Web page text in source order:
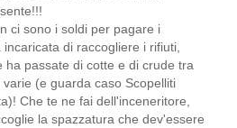
ci sono i soldi per pagare i
di raccogliere i rifiuti,
ha passate di cotte e di crude tra
(e guarda caso Scopelliti
Che te ne fai dell'inceneritore,
la spazzatura che dev'essere